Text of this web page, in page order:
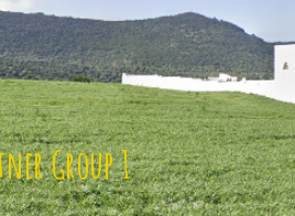
Group 1